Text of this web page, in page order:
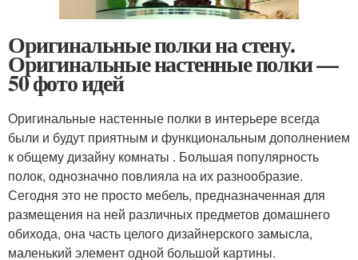
Оригинальные полки на стену.
Оригинальные настенные полки —
50 фото идей
Оригинальные настенные полки в интерьере всегда
были и будут приятным и функциональным дополнением
к общему дизайну комнаты . Большая популярность
полок, однозначно повлияла на их разнообразие.
Сегодня это не просто мебель, предназначенная для
размещения на ней различных предметов домашнего
обихода, она часть целого дизайнерского замысла,
маленький элемент одной большой картины.